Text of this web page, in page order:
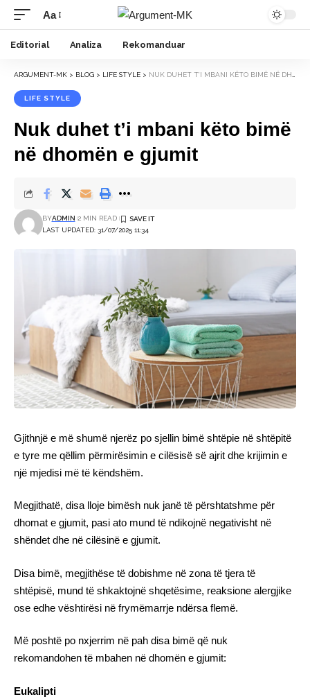
Font
Resizer
Aa
Editorial Analiza Rekomanduar
ARGUMENT-MK > BLOG > LIFE STYLE > NUK DUHET T’I MBANI KËTO BIMË NË DHOMËN E GJUMIT
LIFE STYLE
Nuk duhet t’i mbani këto bimë
në dhomën e gjumit
LAST UPDATED: 31/07/2025 11:34
BYADMIN 2 MIN READ
Gjithnjë e më shumë njerëz po sjellin bimë shtëpie në shtëpitë
e tyre me qëllim përmirësimin e cilësisë së ajrit dhe krijimin e
një mjedisi më të këndshëm.
Megjithatë, disa lloje bimësh nuk janë të përshtatshme për
dhomat e gjumit, pasi ato mund të ndikojnë negativisht në
shëndet dhe në cilësinë e gjumit.
Disa bimë, megjithëse të dobishme në zona të tjera të
shtëpisë, mund të shkaktojnë shqetësime, reaksione alergjike
ose edhe vështirësi në frymëmarrje ndërsa flemë.
Më poshtë po nxjerrim në pah disa bimë që nuk
rekomandohen të mbahen në dhomën e gjumit:
Eukalipti